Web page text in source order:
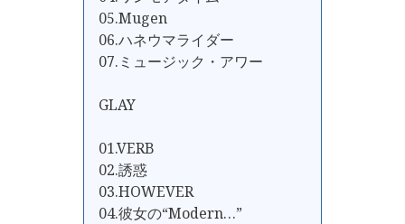
05.Mugen
06.ハネウマライダー
07.ミュージック・アワー
GLAY
01.VERB
02.誘惑
03.HOWEVER
04.彼女の“Modern…”